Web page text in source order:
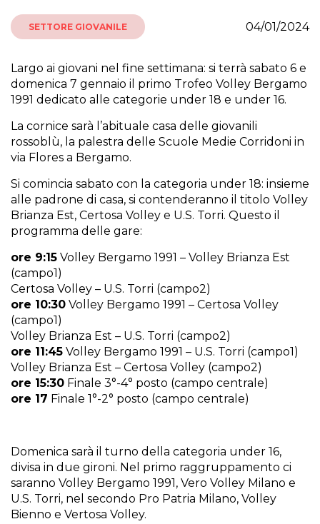
SETTORE GIOVANILE 04/01/2024
Largo ai giovani nel fine settimana: si terrà sabato 6 e
domenica 7 gennaio il primo Trofeo Volley Bergamo
1991 dedicato alle categorie under 18 e under 16.
La cornice sarà l’abituale casa delle giovanili
rossoblù, la palestra delle Scuole Medie Corridoni in
via Flores a Bergamo.
Si comincia sabato con la categoria under 18: insieme
alle padrone di casa, si contenderanno il titolo Volley
Brianza Est, Certosa Volley e U.S. Torri. Questo il
programma delle gare:
ore 9:15 Volley Bergamo 1991 – Volley Brianza Est
(campo1)
Certosa Volley – U.S. Torri (campo2)
ore 10:30 Volley Bergamo 1991 – Certosa Volley
(campo1)
Volley Brianza Est – U.S. Torri (campo2)
ore 11:45 Volley Bergamo 1991 – U.S. Torri (campo1)
Volley Brianza Est – Certosa Volley (campo2)
ore 15:30 Finale 3°-4° posto (campo centrale)
ore 17 Finale 1°-2° posto (campo centrale)
Domenica sarà il turno della categoria under 16,
divisa in due gironi. Nel primo raggruppamento ci
saranno Volley Bergamo 1991, Vero Volley Milano e
U.S. Torri, nel secondo Pro Patria Milano, Volley
Bienno e Vertosa Volley.